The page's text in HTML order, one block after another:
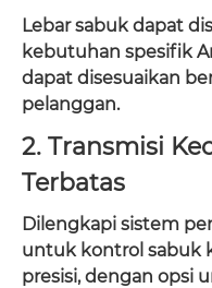
Lebar sabuk dapat
kebutuhan spesifik
dapat disesuaikan
pelanggan.
2. Transmisi
Terbatas
Dilengkapi sistem
untuk kontrol sabuk
presisi, dengan opsi